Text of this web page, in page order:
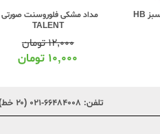
مداد مشکی روزنامه ای مداد سبز HB
TALENT
۱۲,۰۰۰تومان
۱۰,۰۰۰ تومان
تلفن: ۶۶۴۸۴۰۰۸-۰۲۱ (۲۰ خط)